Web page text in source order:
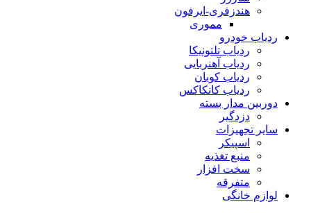
هندزفری-ایرفون
مموری
ردیاب خودرو
ردیاب تلتونیکا
ردیاب آهنربایی
ردیاب کوبان
ردیاب کانکاکس
دوربین مدار بسته
دزدگیر
سایر تجهیزات
اسپیکر
منبع تغذیه
سخت افزار
متفرقه
لوازم خانگی